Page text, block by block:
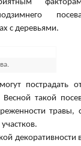
с деревьями.
пострадать
такой
травы,
декоративности